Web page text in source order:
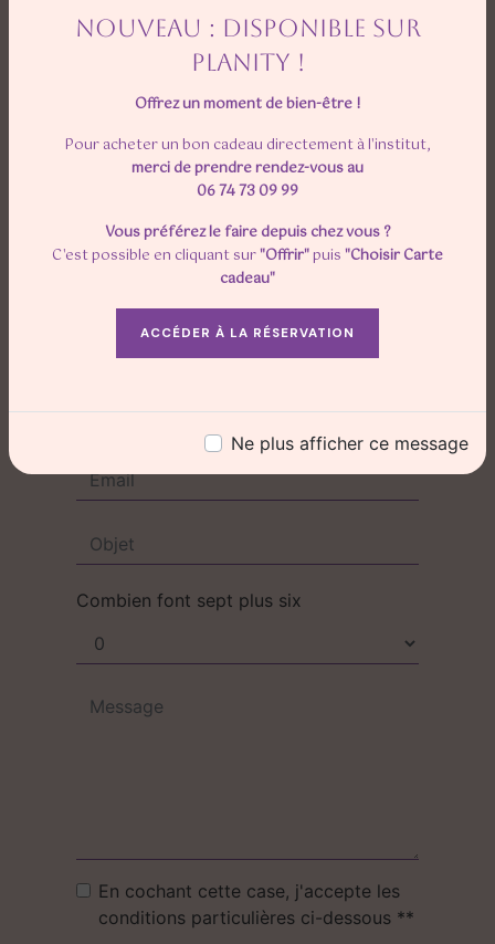
NOUVEAU : DISPONIBLE SUR
PLANITY !
Offrez un moment de bien-être !
Pour acheter un bon cadeau directement à l'institut,
merci de prendre rendez-vous au
06 74 73 09 99
Vous préférez le faire depuis chez vous ?
C'est possible en cliquant sur"Offrir"puis"Choisir Carte
cadeau"
ACCÉDER À LA RÉSERVATION
Ne plus afficher ce message
N'hésitez pas à nous
contacter
Combien font sept plus six
En cochant cette case, j'accepte les
conditions particulières ci-dessous **